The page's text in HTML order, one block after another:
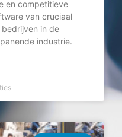
en competitieve
van cruciaal
in de
industrie.